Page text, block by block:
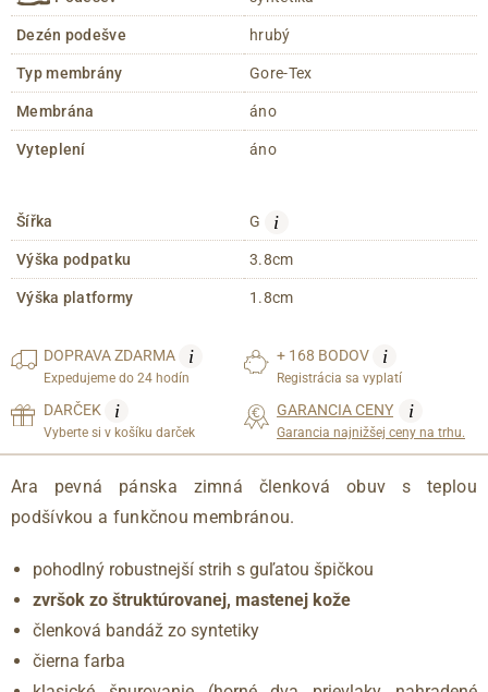
Dezén podešve hrubý
Typ membrány Gore-Tex
Membrána áno
Vyteplení áno
Šířka G i
Výška podpatku 3.8cm
Výška platformy 1.8cm
DOPRAVAZDARMA i
Expedujeme do 24 hodín
+ 168 BODOV i
Registrácia sa vyplatí
DARČEK i
Vyberte si v košíku darček
GARANCIA CENY i
Garancia najnižšej ceny na trhu.
Ara pevná pánska zimná členková obuv s teplou
podšívkou a funkčnou membránou.
pohodlný robustnejší strih s guľatou špičkou
zvršok zo štruktúrovanej, mastenej kože
členková bandáž zo syntetiky
čierna farba